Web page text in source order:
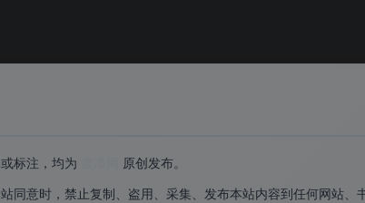
上：Mozilla 基金会运营，绝不出售用户个人数据
标注，均为
原创发布。
同意时，禁止复制、盗用、采集、发布本站内容到任何网站、